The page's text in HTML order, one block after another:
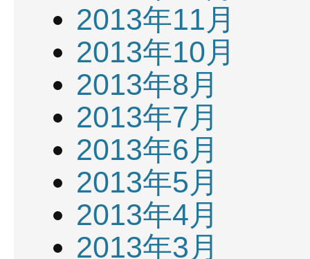
2013年11月
2013年10月
2013年8月
2013年7月
2013年6月
2013年5月
2013年4月
2013年3月